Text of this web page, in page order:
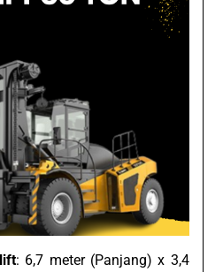
: 6,7 meter (Panjang) x 3,4